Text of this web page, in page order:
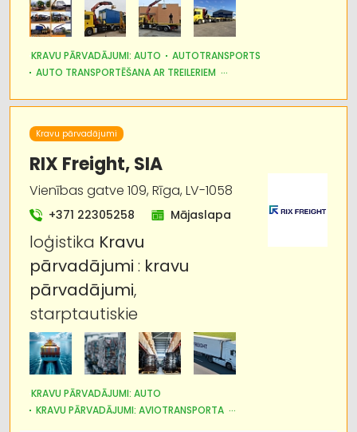
Kravas auto, apkope un rezerves daļas
KRAVU PĀRVADĀJUMI: AUTO
AUTOTRANSPORTS
AUTO TRANSPORTĒŠANA AR TREILERIEM
Kravu pārvadājumi
RIX Freight, SIA
Vienības gatve 109, Rīga, LV-1058
+371 22305258 Mājaslapa
loģistika Kravu
pārvadājumi : kravu
pārvadājumi,
starptautiskie
KRAVU PĀRVADĀJUMI: AUTO
KRAVU PĀRVADĀJUMI: AVIOTRANSPORTA